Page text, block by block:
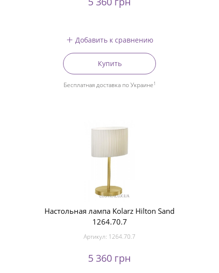
Добавить к сравнению
Купить
Бесплатная доставка по Украине1
Настольная лампа Kolarz Hilton Sand
1264.70.7
Артикул: 1264.70.7
5 360 грн